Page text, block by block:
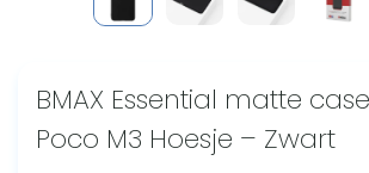
BMAX Essential matte
Poco M3 Hoesje – Zwart